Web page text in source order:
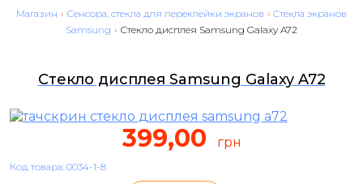
Магазин › Сенсора, стекла для переклейки экранов › Cтекла экранов
Samsung › Стекло дисплея Samsung Galaxy A72
Стекло дисплея Samsung Galaxy A72
399,00 грн
Код товара: 0034-1-8